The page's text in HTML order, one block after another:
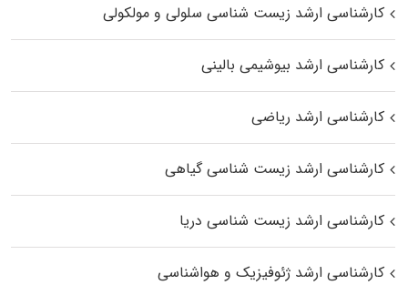
کارشناسی ارشد زیست شناسی سلولی و مولکولی
کارشناسی ارشد بیوشیمی بالینی
کارشناسی ارشد ریاضی
کارشناسی ارشد زیست‌ شناسی گیاهی
کارشناسی ارشد زیست‌ شناسی دریا
کارشناسی ارشد ژئوفیزیک و هواشناسی